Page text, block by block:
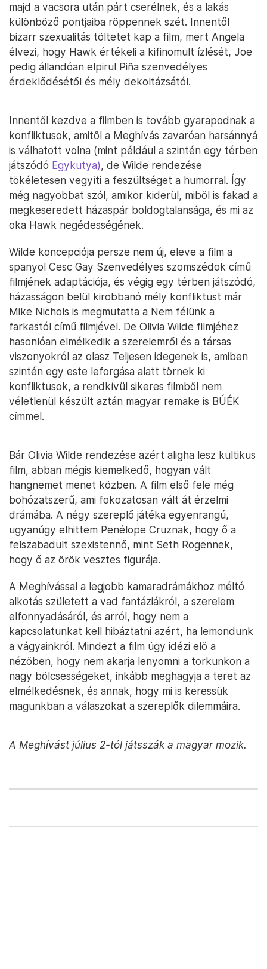
majd a vacsora után párt cserélnek, és a lakás
különböző pontjaiba röppennek szét. Innentől
bizarr szexualitás töltetet kap a film, mert Angela
élvezi, hogy Hawk értékeli a kifinomult ízlését, Joe
pedig állandóan elpirul Piña szenvedélyes
érdeklődésétől és mély dekoltázsától.
Innentől kezdve a filmben is tovább gyarapodnak a
konfliktusok, amitől a Meghívás zavaróan harsánnyá
is válhatott volna (mint például a szintén egy térben
játszódó Egykutya), de Wilde rendezése
tökéletesen vegyíti a feszültséget a humorral. Így
még nagyobbat szól, amikor kiderül, miből is fakad a
megkeseredett házaspár boldogtalansága, és mi az
oka Hawk negédességének.
Wilde koncepciója persze nem új, eleve a film a
spanyol Cesc Gay Szenvedélyes szomszédok című
filmjének adaptációja, és végig egy térben játszódó,
házasságon belül kirobbanó mély konfliktust már
Mike Nichols is megmutatta a Nem félünk a
farkastól című filmjével. De Olivia Wilde filmjéhez
hasonlóan elmélkedik a szerelemről és a társas
viszonyokról az olasz Teljesen idegenek is, amiben
szintén egy este leforgása alatt törnek ki
konfliktusok, a rendkívül sikeres filmből nem
véletlenül készült aztán magyar remake is BÚÉK
címmel.
Bár Olivia Wilde rendezése azért aligha lesz kultikus
film, abban mégis kiemelkedő, hogyan vált
hangnemet menet közben. A film első fele még
bohózatszerű, ami fokozatosan vált át érzelmi
drámába. A négy szereplő játéka egyenrangú,
ugyanúgy elhittem Penélope Cruznak, hogy ő a
felszabadult szexistennő, mint Seth Rogennek,
hogy ő az örök vesztes figurája.
A Meghívással a legjobb kamaradrámákhoz méltó
alkotás született a vad fantáziákról, a szerelem
elfonnyadásáról, és arról, hogy nem a
kapcsolatunkat kell hibáztatni azért, ha lemondunk
a vágyainkról. Mindezt a film úgy idézi elő a
nézőben, hogy nem akarja lenyomni a torkunkon a
nagy bölcsességeket, inkább meghagyja a teret az
elmélkedésnek, és annak, hogy mi is keressük
magunkban a válaszokat a szereplők dilemmáira.
A Meghívást július 2-tól játsszák a magyar mozik.